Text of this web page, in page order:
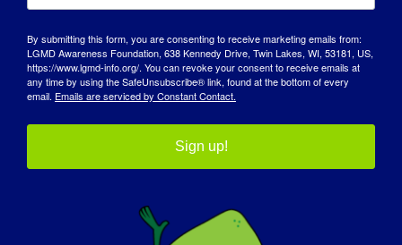
이야기할 수 있게 되었습니다. 자기 연민에서
능력주의, 인식, 공감에 대한 교육으로 전환했
습니다.
LGMD에 대해 전 세계에 알리고 싶은 내용
커뮤니티로서 우리는 다른 누구와도 다르지 않
습니다. 우리는 모두 똑같은 존중과 사랑, 수용
내일 LGMD가 "완치"될 수 있다면 가장 먼저
By submitting this form, you are consenting to receive marketing emails from:
LGMD Awareness Foundation, 638 Kennedy Drive, Twin Lakes, WI, 53181, US,
https://www.lgmd-info.org/. You can revoke your consent to receive emails at
any time by using the SafeUnsubscribe® link, found at the bottom of every
email. Emails are serviced by Constant Contact.
Sign up!